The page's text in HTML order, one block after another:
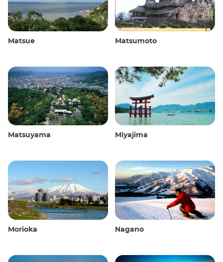
Matsue Matsumoto
Matsuyama Miyajima
Morioka Nagano